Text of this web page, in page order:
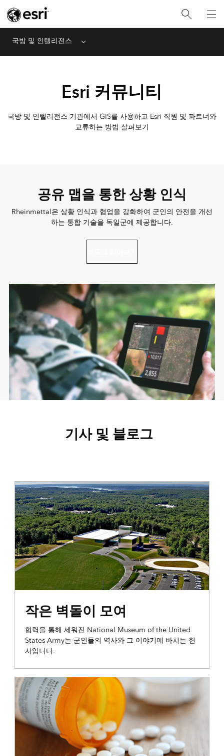
국방 및 인텔리전스 Menu
Esri 커뮤니티
국방 및 인텔리전스 기관에서 GIS를 사용하고 Esri 직원 및 파트너와
교류하는 방법 살펴보기
공유 맵을 통한 상황 인식
Rheinmettal은 상황 인식과 협업을 강화하여 군인의 안전을 개선
하는 통합 기술을 독일군에 제공합니다.
기사 및 블로그
작은 벽돌이 모여
협력을 통해 세워진 National Museum of the United
States Army는 군인들의 역사와 그 이야기에 바치는 헌
사입니다.